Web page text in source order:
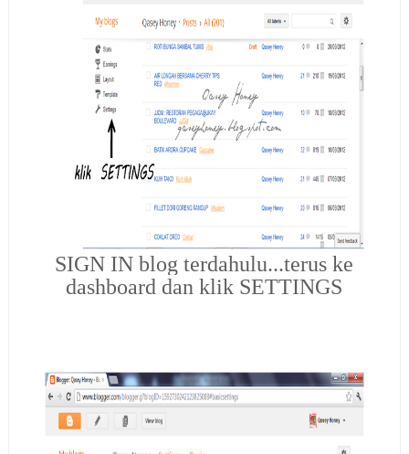
SIGN IN blog terdahulu...terus ke
dashboard dan klik SETTINGS